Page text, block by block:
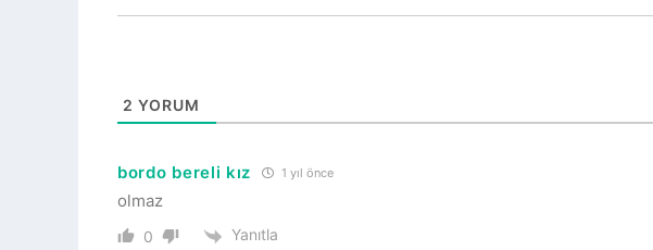
2 YORUM
bordo bereli kız 1 yıl önce
olmaz
0 Yanıtla